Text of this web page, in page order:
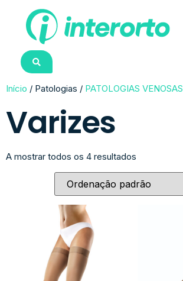
Início / Patologias / PATOLOGIAS VENOSAS
Varizes
A mostrar todos os 4 resultados